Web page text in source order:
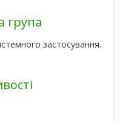
група
застосування.